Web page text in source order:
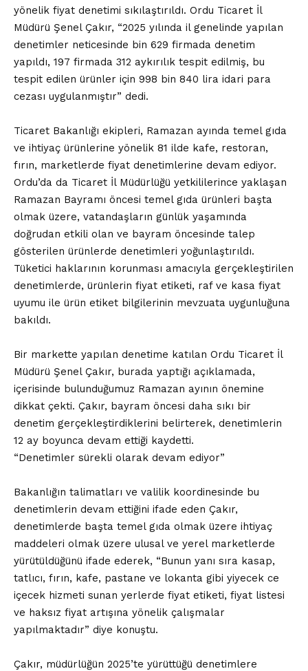
yönelik fiyat denetimi sıkılaştırıldı. Ordu Ticaret İl
Müdürü Şenel Çakır, “2025 yılında il genelinde yapılan
denetimler neticesinde bin 629 firmada denetim
yapıldı, 197 firmada 312 aykırılık tespit edilmiş, bu
tespit edilen ürünler için 998 bin 840 lira idari para
cezası uygulanmıştır” dedi.
Ticaret Bakanlığı ekipleri, Ramazan ayında temel gıda
ve ihtiyaç ürünlerine yönelik 81 ilde kafe, restoran,
fırın, marketlerde fiyat denetimlerine devam ediyor.
Ordu’da da Ticaret İl Müdürlüğü yetkililerince yaklaşan
Ramazan Bayramı öncesi temel gıda ürünleri başta
olmak üzere, vatandaşların günlük yaşamında
doğrudan etkili olan ve bayram öncesinde talep
gösterilen ürünlerde denetimleri yoğunlaştırıldı.
Tüketici haklarının korunması amacıyla gerçekleştirilen
denetimlerde, ürünlerin fiyat etiketi, raf ve kasa fiyat
uyumu ile ürün etiket bilgilerinin mevzuata uygunluğuna
bakıldı.
Bir markette yapılan denetime katılan Ordu Ticaret İl
Müdürü Şenel Çakır, burada yaptığı açıklamada,
içerisinde bulunduğumuz Ramazan ayının önemine
dikkat çekti. Çakır, bayram öncesi daha sıkı bir
denetim gerçekleştirdiklerini belirterek, denetimlerin
12 ay boyunca devam ettiği kaydetti.
“Denetimler sürekli olarak devam ediyor”
Bakanlığın talimatları ve valilik koordinesinde bu
denetimlerin devam ettiğini ifade eden Çakır,
denetimlerde başta temel gıda olmak üzere ihtiyaç
maddeleri olmak üzere ulusal ve yerel marketlerde
yürütüldüğünü ifade ederek, “Bunun yanı sıra kasap,
tatlıcı, fırın, kafe, pastane ve lokanta gibi yiyecek ce
içecek hizmeti sunan yerlerde fiyat etiketi, fiyat listesi
ve haksız fiyat artışına yönelik çalışmalar
yapılmaktadır” diye konuştu.
Çakır, müdürlüğün 2025’te yürüttüğü denetimlere